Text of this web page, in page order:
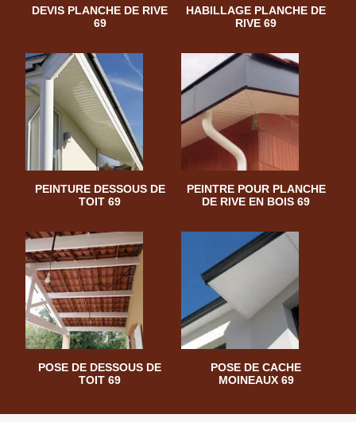
DEVIS PLANCHE DE RIVE
69
HABILLAGE PLANCHE DE
RIVE 69
PEINTURE DESSOUS DE
TOIT 69
PEINTRE POUR PLANCHE
DE RIVE EN BOIS 69
POSE DE DESSOUS DE
TOIT 69
POSE DE CACHE
MOINEAUX 69